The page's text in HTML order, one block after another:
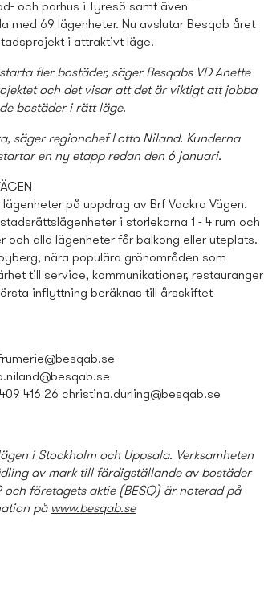
och parhus i Tyresö samt även
med 69 lägenheter. Nu avslutar Besqab året
i attraktivt läge.
fler bostäder, säger Besqabs VD Anette
och det visar att det är viktigt att jobba
bostäder i rätt läge.
säger regionchef Lotta Niland. Kunderna
en ny etapp redan den 6 januari.
på uppdrag av Brf Vackra Vägen.
i storlekarna 1 - 4 rum och
och alla lägenheter får balkong eller uteplats.
nära populära grönområden som
till service, kommunikationer, restauranger
inflyttning beräknas till årsskiftet
416 26 christina.durling@besqab.se
i Stockholm och Uppsala. Verksamheten
av mark till färdigställande av bostäder
företagets aktie (BESQ) är noterad på
på www.besqab.se